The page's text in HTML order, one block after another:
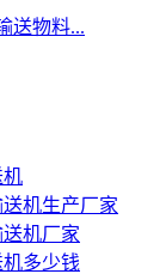
送物料...
机
机生产厂家
机厂家
多少钱